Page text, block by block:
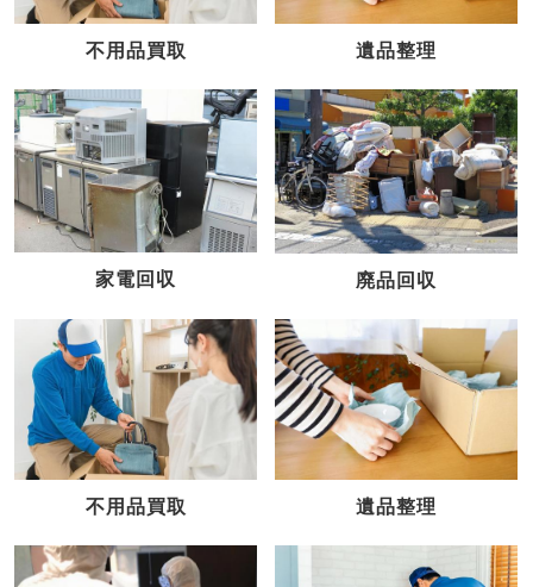
不用品買取 遺品整理
家電回収 廃品回収
不用品買取 遺品整理